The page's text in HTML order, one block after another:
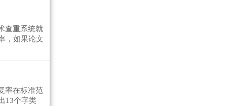
查重系统就
，如果论文
率在标准范
13个字类